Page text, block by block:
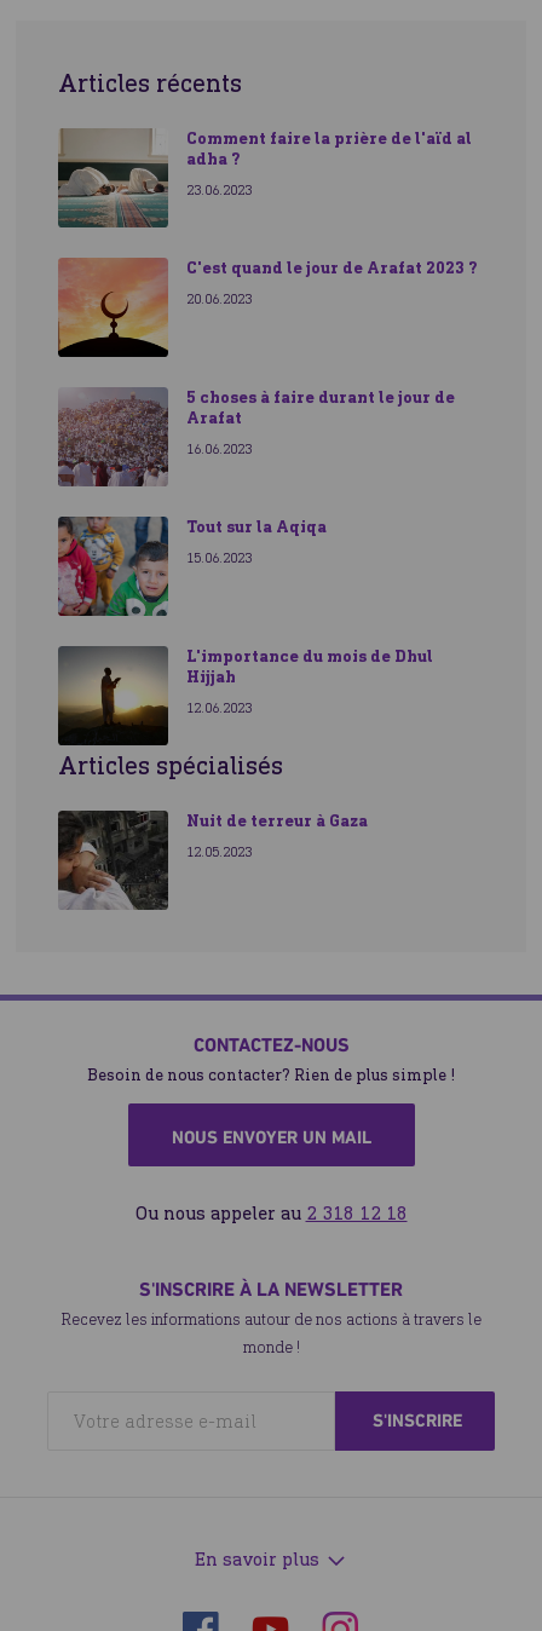
Articles récents
Comment faire la prière de l'aïd al
adha ?
23.06.2023
C'est quand le jour de Arafat 2023 ?
20.06.2023
5 choses à faire durant le jour de
Arafat
16.06.2023
Tout sur la Aqiqa
15.06.2023
L'importance du mois de Dhul
Hijjah
12.06.2023
Articles spécialisés
Nuit de terreur à Gaza
12.05.2023
CONTACTEZ-NOUS
Besoin de nous contacter? Rien de plus simple !
NOUS ENVOYER UN MAIL
Ou nous appeler au 2 318 12 18
S'INSCRIRE À LA NEWSLETTER
Recevez les informations autour de nos actions à travers le
monde !
En savoir plus
Suivez- Suivez-